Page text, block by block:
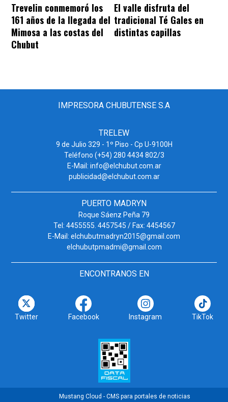
Trevelin conmemoró los
161 años de la llegada del
Mimosa a las costas del
Chubut
El valle disfruta del
tradicional Té Gales en
distintas capillas
IMPRESORA CHUBUTENSE S.A
TRELEW
9 de Julio 329 - 1º Piso - Cp U-9100H
Teléfono (+54) 280 4434 802/3
E-Mail: info@elchubut.com.ar
publicidad@elchubut.com.ar
PUERTO MADRYN
Roque Sáenz Peña 79
Tel: 4455555. 4457545 / Fax: 4454567
E-Mail: elchubutmadryn2015@gmail.com
elchubutpmadmi@gmail.com
ENCONTRANOS EN
Twitter Facebook Instagram TikTok
Mustang Cloud - CMS para portales de noticias